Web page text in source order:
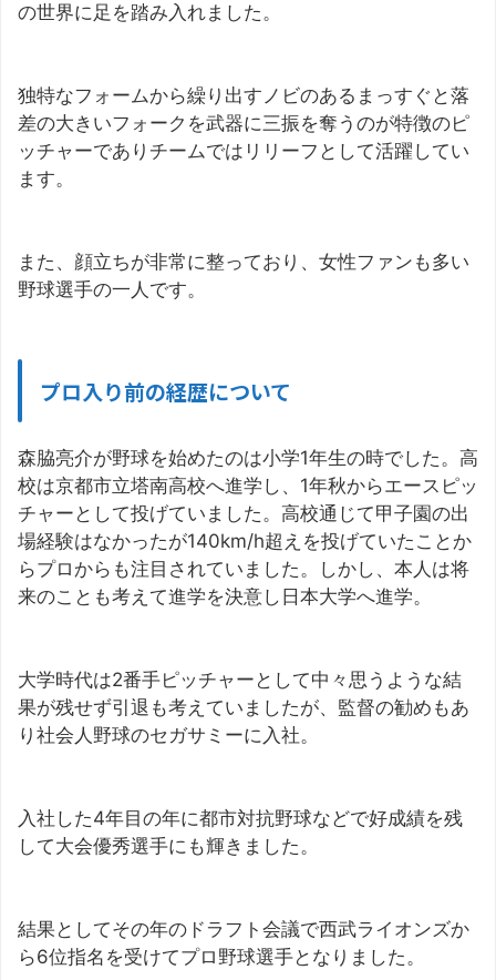
の世界に足を踏み入れました。
独特なフォームから繰り出すノビのあるまっすぐと落
差の大きいフォークを武器に三振を奪うのが特徴のピ
ッチャーでありチームではリリーフとして活躍してい
ます。
また、顔立ちが非常に整っており、女性ファンも多い
野球選手の一人です。
プロ入り前の経歴について
森脇亮介が野球を始めたのは小学1年生の時でした。高
校は京都市立塔南高校へ進学し、1年秋からエースピッ
チャーとして投げていました。高校通じて甲子園の出
場経験はなかったが140km/h超えを投げていたことか
らプロからも注目されていました。しかし、本人は将
来のことも考えて進学を決意し日本大学へ進学。
大学時代は2番手ピッチャーとして中々思うような結
果が残せず引退も考えていましたが、監督の勧めもあ
り社会人野球のセガサミーに入社。
入社した4年目の年に都市対抗野球などで好成績を残
して大会優秀選手にも輝きました。
結果としてその年のドラフト会議で西武ライオンズか
ら6位指名を受けてプロ野球選手となりました。